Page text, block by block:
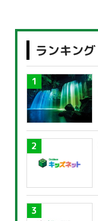
ランキング